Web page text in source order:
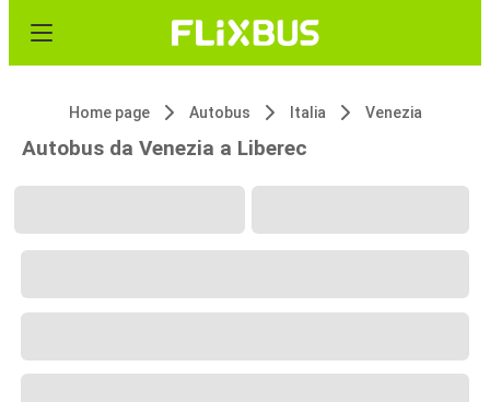
Home page Autobus Italia Venezia
Autobus da Venezia a Liberec